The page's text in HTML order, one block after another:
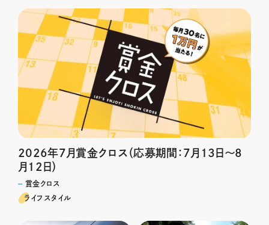
2026年7月賞金クロス（応募期間：7月13日～8
月12日）
賞金クロス
ライフスタイル